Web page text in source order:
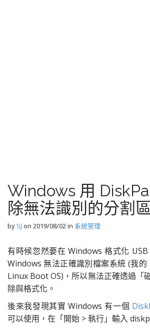
Windows 用
除無法識別的分割區
by SJ on 2019/08/02in 系統管理
有時候忽然要在 Windows 格式化
Windows 無法正確識別檔案系統 (我的
Linux Boot OS)，所以無法正確透過「
除與格式化。
後來我發現其實 Windows 有一個
可以使用，在「開始 > 執行」輸入